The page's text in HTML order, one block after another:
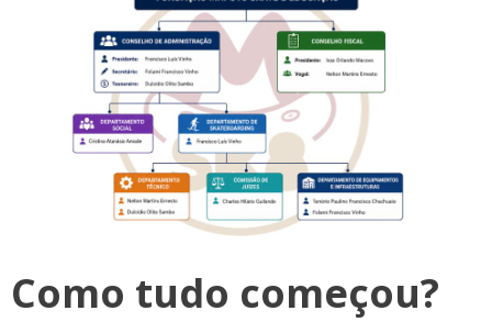
Como tudo começou?